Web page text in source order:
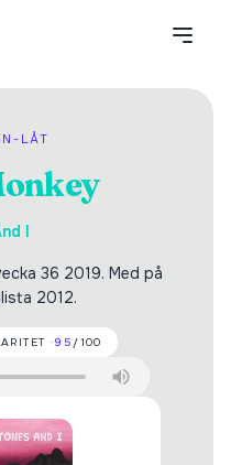
LÅT
I
36 2019. Med på
2012.
·95 /100